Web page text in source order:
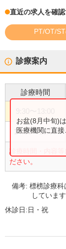
直近の求人を確
PT/OT/
診療案内
診療時間
14:30〜18:00
診療時間・内容等
ださい。
お盆(8月中旬)
医療機関に直接
備考:標榜診療
しています
休診日:日・祝